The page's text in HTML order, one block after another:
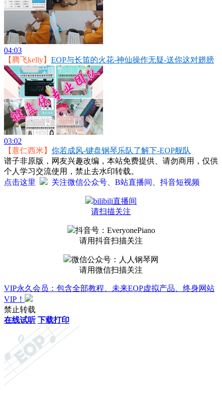
04:03
【腾飞kelly】 EOP与长笛的火花-神仙操作无疑-送你这对翅膀
03:02
【薏仁西米】 你若成风-键盘钢琴乐队了解下-EOP舰队
谱子非原版，网友兴趣改编，本站免费提供、请勿商用，仅供
个人学习交流使用，禁止去水印转载。
点击这里
关注微信公众号、B站直播间、抖音短视频
bilibili直播间
请扫描关注
抖音号：EveryonePiano
请用抖音扫描关注
微信公众号：人人钢琴网
请用微信扫描关注
VIP永久会员：包含全部教程、未来EOP虚拟产品、终身网站
VIP！
禁止转载
在线试听 下载打印